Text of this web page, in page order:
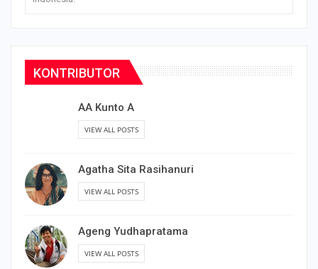
KONTRIBUTOR
AA Kunto A
VIEW ALL POSTS
Agatha Sita Rasihanuri
VIEW ALL POSTS
Ageng Yudhapratama
VIEW ALL POSTS